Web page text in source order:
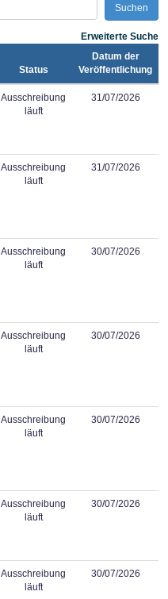
Erweiterte Suche
Status
Datum der
Veröffentlichung
Ausschreibung
läuft
31/07/2026
Ausschreibung
läuft
31/07/2026
Ausschreibung
läuft
30/07/2026
Ausschreibung
läuft
30/07/2026
Ausschreibung
läuft
30/07/2026
Ausschreibung
läuft
30/07/2026
Ausschreibung
läuft
30/07/2026